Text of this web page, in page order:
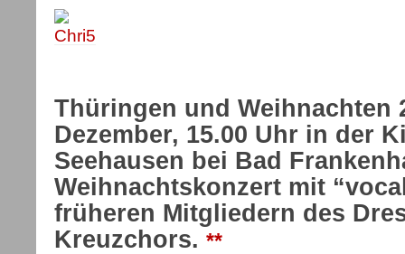
Thüringen und Weihnachten
Dezember, 15.00 Uhr in der
Seehausen bei Bad
Weihnachtskonzert mit
früheren Mitgliedern des
Kreuzchors. **